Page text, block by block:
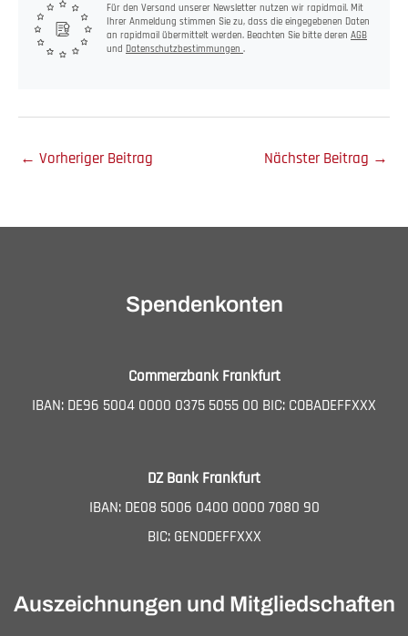
Für den Versand unserer Newsletter nutzen wir rapidmail. Mit
Ihrer Anmeldung stimmen Sie zu, dass die eingegebenen Daten
an rapidmail übermittelt werden. Beachten Sie bitte deren AGB
und Datenschutzbestimmungen .
← Vorheriger Beitrag Nächster Beitrag →
Spendenkonten
Commerzbank Frankfurt
IBAN: DE96 5004 0000 0375 5055 00 BIC: COBADEFFXXX
DZ Bank Frankfurt
IBAN: DE08 5006 0400 0000 7080 90
BIC: GENODEFFXXX
Auszeichnungen und Mitgliedschaften